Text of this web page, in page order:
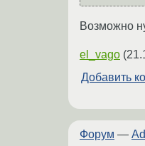
Возможно
el_vago (
Добавить
Форум —